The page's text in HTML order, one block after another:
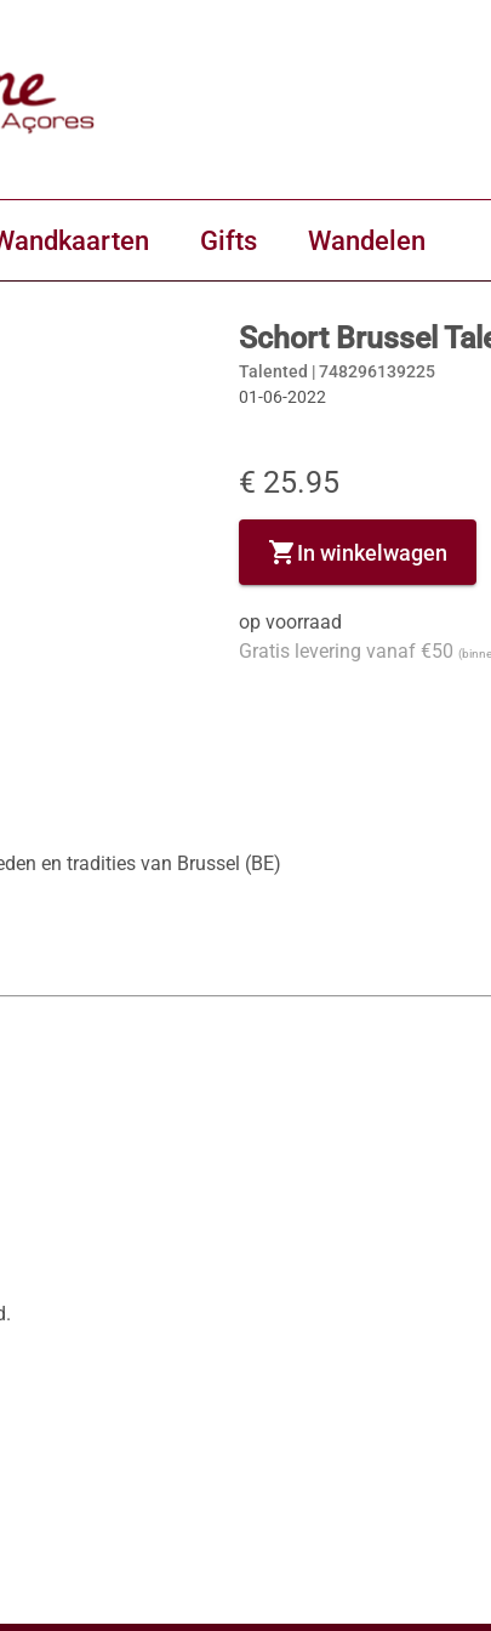
Gifts Wandelen
Schort Brussel
Talented |748296139225
01-06-2022
€ 25.95
shopping_cartIn winkelwagen
op voorraad
Gratis levering vanaf €50
en tradities van Brussel (BE)